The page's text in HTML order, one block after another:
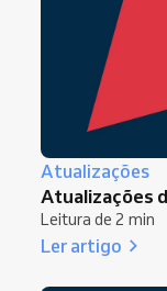
Atualizações
Atualizações
Leitura de 2 min
Ler artigo